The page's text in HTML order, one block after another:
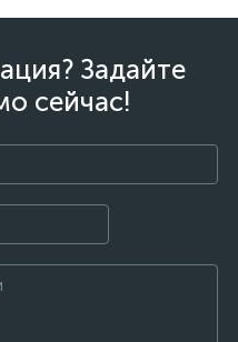
Задайте
сейчас!